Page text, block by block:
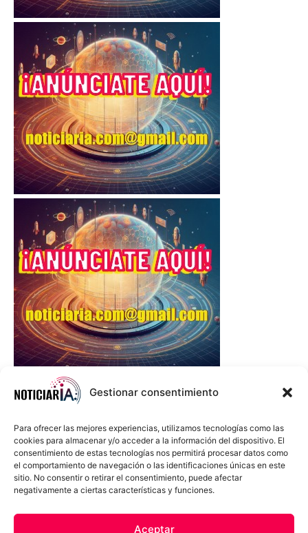
Gestionar consentimiento
Para ofrecer las mejores experiencias, utilizamos tecnologías como las
cookies para almacenar y/o acceder a la información del dispositivo. El
consentimiento de estas tecnologías nos permitirá procesar datos como
el comportamiento de navegación o las identificaciones únicas en este
sitio. No consentir o retirar el consentimiento, puede afectar
negativamente a ciertas características y funciones.
Aceptar
Política de cookies